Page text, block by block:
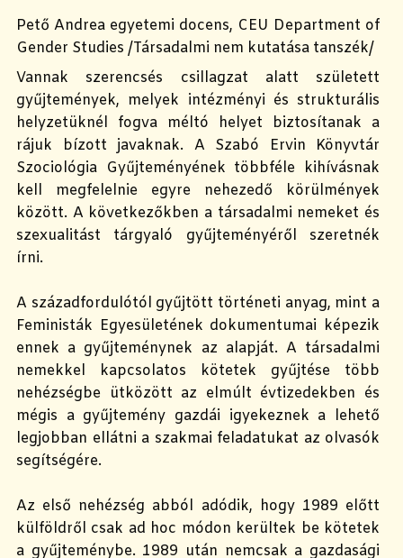
Pető Andrea egyetemi docens, CEU Department of
Gender Studies /Társadalmi nem kutatása tanszék/
Vannak szerencsés csillagzat alatt született
gyűjtemények, melyek intézményi és strukturális
helyzetüknél fogva méltó helyet biztosítanak a
rájuk bízott javaknak. A Szabó Ervin Könyvtár
Szociológia Gyűjteményének többféle kihívásnak
kell megfelelnie egyre nehezedő körülmények
között. A következőkben a társadalmi nemeket és
szexualitást tárgyaló gyűjteményéről szeretnék
írni.
A századfordulótól gyűjtött történeti anyag, mint a
Feministák Egyesületének dokumentumai képezik
ennek a gyűjteménynek az alapját. A társadalmi
nemekkel kapcsolatos kötetek gyűjtése több
nehézségbe ütközött az elmúlt évtizedekben és
mégis a gyűjtemény gazdái igyekeznek a lehető
legjobban ellátni a szakmai feladatukat az olvasók
segítségére.
Az első nehézség abból adódik, hogy 1989 előtt
külföldről csak ad hoc módon kerültek be kötetek
a gyűjteménybe. 1989 után nemcsak a gazdasági